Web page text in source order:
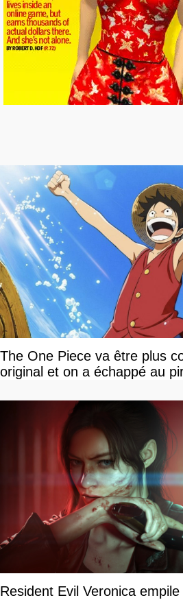
The One Piece va être plus
original et on a échappé au
Resident Evil Veronica